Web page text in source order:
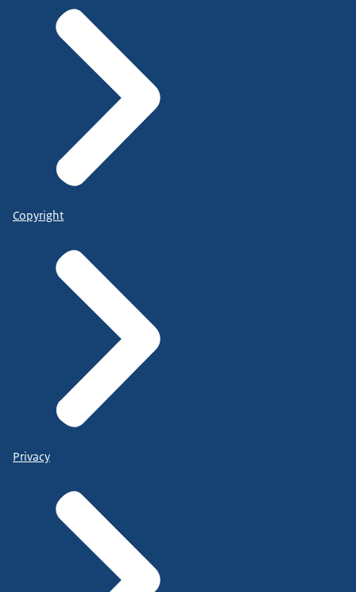
Copyright
Privacy